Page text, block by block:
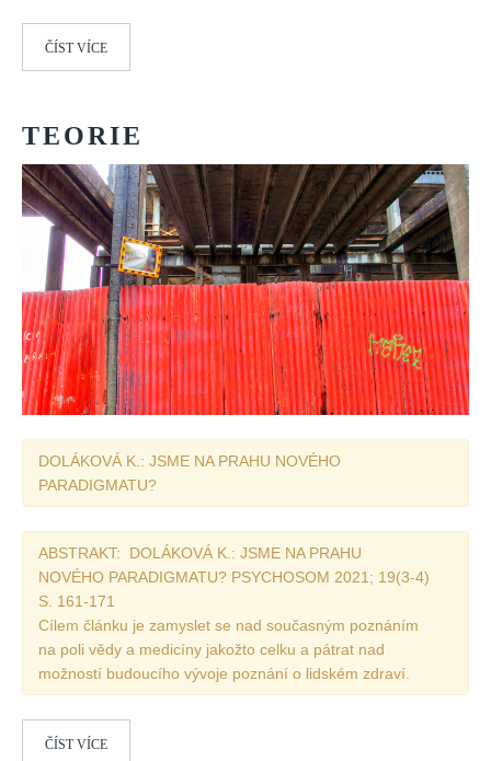
ČÍST VÍCE
TEORIE
DOLÁKOVÁ K.: JSME NA PRAHU NOVÉHO
PARADIGMATU?
ABSTRAKT: DOLÁKOVÁ K.: JSME NA PRAHU
NOVÉHO PARADIGMATU? PSYCHOSOM 2021; 19(3-4)
S. 161-171
Cílem článku je zamyslet se nad současným poznáním
na poli vědy a medicíny jakožto celku a pátrat nad
možností budoucího vývoje poznání o lidském zdraví.
ČÍST VÍCE